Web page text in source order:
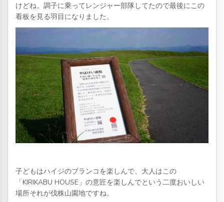
けどね。調子に乗ってレンジャー部隊してたので最後にこの
看板を見る羽目になりました。
子どもはハイジのブランコを楽しんで、大人はこの
「KIRIKABU HOUSE」の意匠を楽しんでという二度おいしい
場所それが伐株山園地ですね。